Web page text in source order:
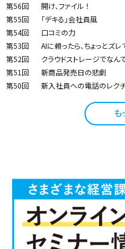
第56回
開け、ファイル ！
第55回
「デキる」会社員風
第54回
口コミの力
第53回
AIに頼ったら、ちょっとズレ
第52回
クラウドストレージでなん
第51回
新商品発売日の悲劇
第50回
新入社員への電話のレク
も